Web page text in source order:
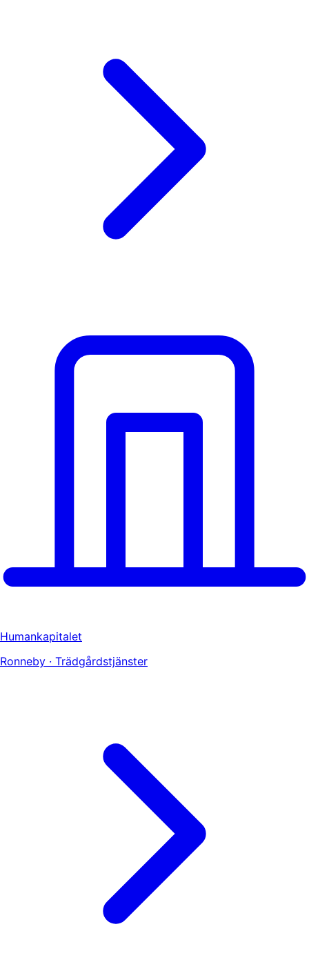
Humankapitalet
Ronneby · Trädgårdstjänster